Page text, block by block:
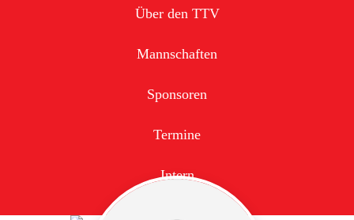
Über den TTV
Mannschaften
Sponsoren
Termine
Intern